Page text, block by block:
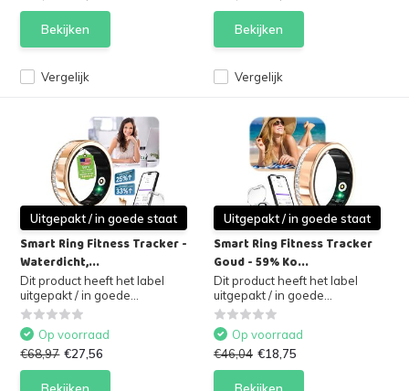
Vergelijk
Bekijken
Vergelijk
Bekijken
Uitgepakt / in goede staat
Smart Ring Fitness Tracker -
Waterdicht,...
Dit product heeft het label
uitgepakt / in goede...
Op voorraad
€68,97 €27,56
Uitgepakt / in goede staat
Smart Ring Fitness Tracker
Goud - 59% Ko...
Dit product heeft het label
uitgepakt / in goede...
Op voorraad
€46,04 €18,75